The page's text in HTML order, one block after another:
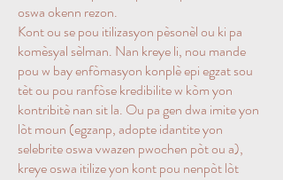
oswa okenn rezon.
Kont ou se pou itilizasyon pèsonèl ou ki pa
komèsyal sèlman. Nan kreye li, nou mande
pou w bay enfòmasyon konplè epi egzat sou
tèt ou pou ranfòse kredibilite w kòm yon
kontribitè nan sit la. Ou pa gen dwa imite yon
lòt moun (egzanp, adopte idantite yon
selebrite oswa vwazen pwochen pòt ou a),
kreye oswa itilize yon kont pou nenpòt lòt